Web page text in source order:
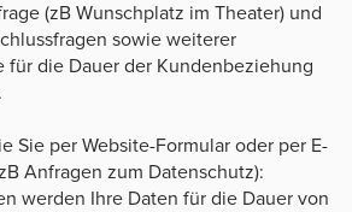
(zB Wunschplatz im Theater) und
sowie weiterer
für die Dauer der Kundenbeziehung
Sie per Website-Formular oder per E-
Anfragen zum Datenschutz):
werden Ihre Daten für die Dauer von